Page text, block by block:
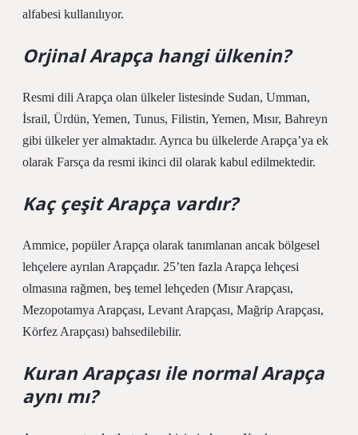
alfabesi kullanılıyor.
Orjinal Arapça hangi ülkenin?
Resmi dili Arapça olan ülkeler listesinde Sudan, Umman,
İsrail, Ürdün, Yemen, Tunus, Filistin, Yemen, Mısır, Bahreyn
gibi ülkeler yer almaktadır. Ayrıca bu ülkelerde Arapça’ya ek
olarak Farsça da resmi ikinci dil olarak kabul edilmektedir.
Kaç çeşit Arapça vardır?
Ammice, popüler Arapça olarak tanımlanan ancak bölgesel
lehçelere ayrılan Arapçadır. 25’ten fazla Arapça lehçesi
olmasına rağmen, beş temel lehçeden (Mısır Arapçası,
Mezopotamya Arapçası, Levant Arapçası, Mağrip Arapçası,
Körfez Arapçası) bahsedilebilir.
Kuran Arapçası ile normal Arapça
aynı mı?